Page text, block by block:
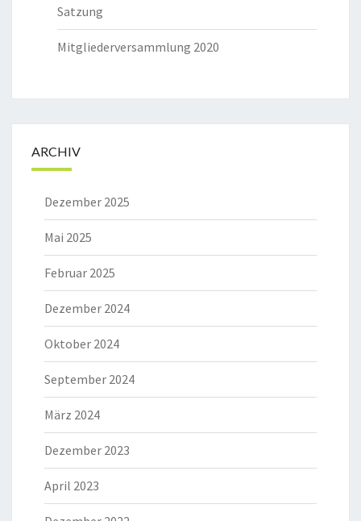
Satzung
Mitgliederversammlung 2020
ARCHIV
Dezember 2025
Mai 2025
Februar 2025
Dezember 2024
Oktober 2024
September 2024
März 2024
Dezember 2023
April 2023